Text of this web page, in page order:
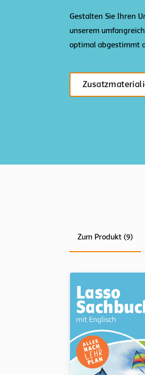
Gestalten Sie Ihren
unserem
optimal abgestimmt
Zum Produkt (9)